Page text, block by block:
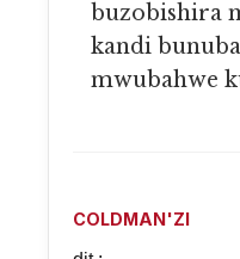
buzobishira
kandi
mwubahwe
COLDMAN'ZI